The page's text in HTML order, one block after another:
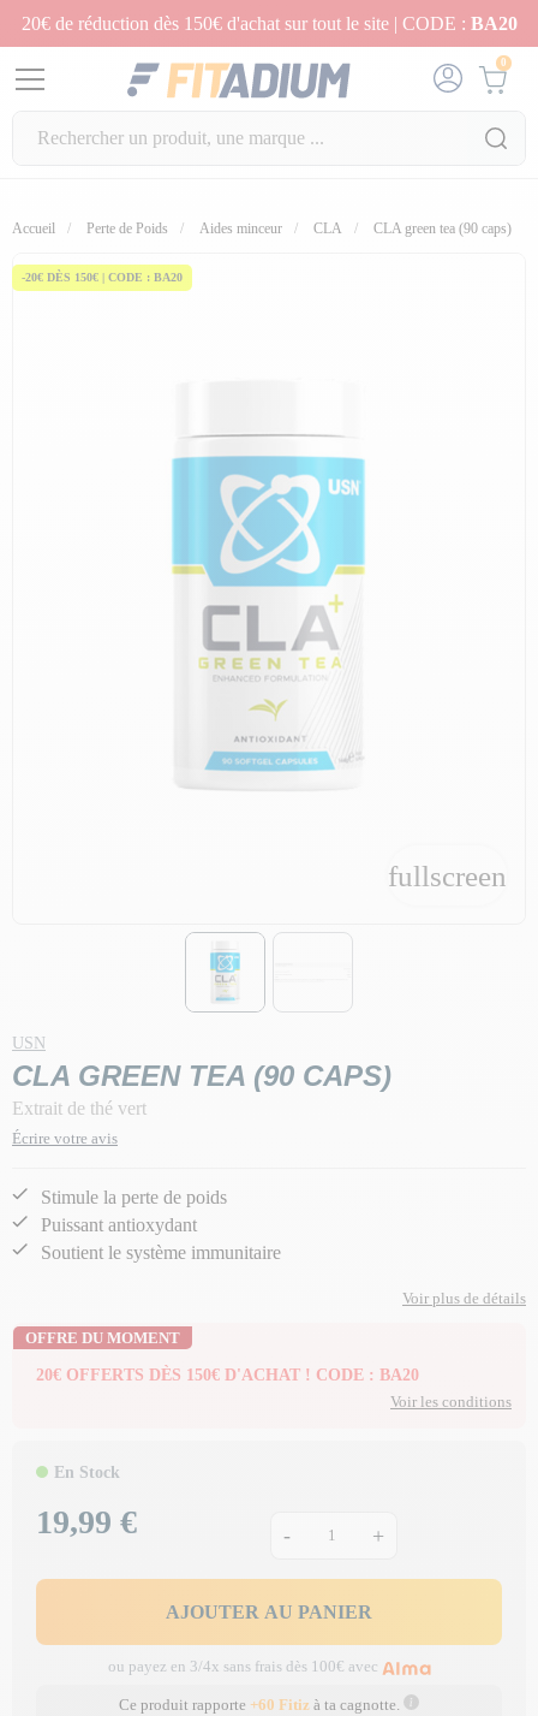
20€ de réduction dès 150€ d'achat sur tout le site | CODE : BA20
0
Accueil Perte de Poids Aides minceur CLA CLA green tea (90 caps)
-20€ DÈS 150€ | CODE : BA20
fullscreen
fullscreen
USN
CLA GREEN TEA (90 CAPS)
Extrait de thé vert
Écrire votre avis
Stimule la perte de poids
Puissant antioxydant
Soutient le système immunitaire
Voir plus de détails
OFFRE DU MOMENT
20€ OFFERTS DÈS 150€ D'ACHAT ! CODE : BA20
Voir les conditions
En Stock
Prix
19,99 € - +
AJOUTER AU PANIER
ou payez en 3/4x sans frais dès 100€ avec
Ce produit rapporte +60 Fitiz à ta cagnotte.